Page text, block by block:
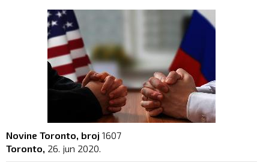
Novine Toronto, broj 1607
Toronto, 26. jun 2020.